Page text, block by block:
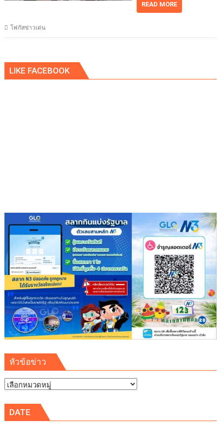
READ MORE
โฟกัสข่าวเด่น
LIKE FACEBOOK
หัวข้อข่าว
หัวข้อ
DATE